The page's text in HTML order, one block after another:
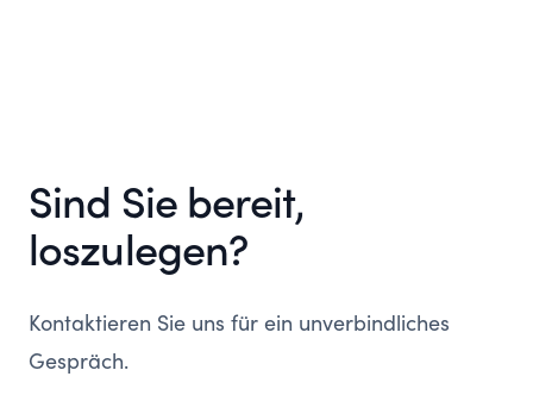
Sind Sie bereit,
loszulegen?
Kontaktieren Sie uns für ein unverbindliches
Gespräch.